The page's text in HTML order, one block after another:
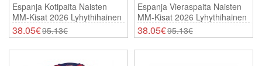
Espanja Kotipaita Naisten
MM-Kisat 2026 Lyhythihainen
38.05€95.13€
Espanja Vieraspaita Naisten
MM-Kisat 2026 Lyhythihainen
38.05€95.13€